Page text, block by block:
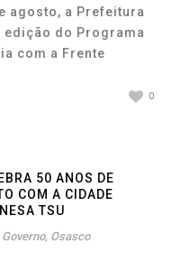
agosto, a Prefeitura
edição do Programa
com a Frente
0
50 ANOS DE
COM A CIDADE
TSU
Governo, Osasco